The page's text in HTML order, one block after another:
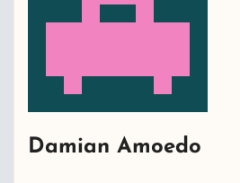
Damian Amoedo